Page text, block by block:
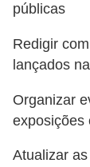
públicas
Redigir
lançados
Organizar
exposições
Atualizar